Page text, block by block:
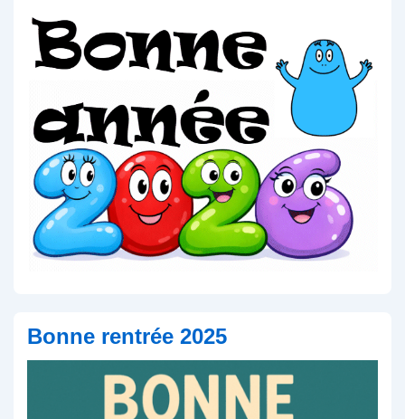
Bonne rentrée 2025